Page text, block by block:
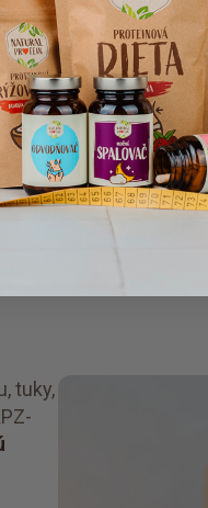
dávka, žiadne
Pochutnáte si a
stačí rozmiešať v
tuky,